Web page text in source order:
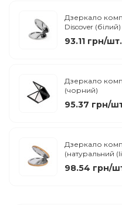
Дзеркало
Discover (білий)
93.11 грн/шт.
Дзеркало
(чорний)
95.37 грн/
Дзеркало
(натуральний
98.54 грн/